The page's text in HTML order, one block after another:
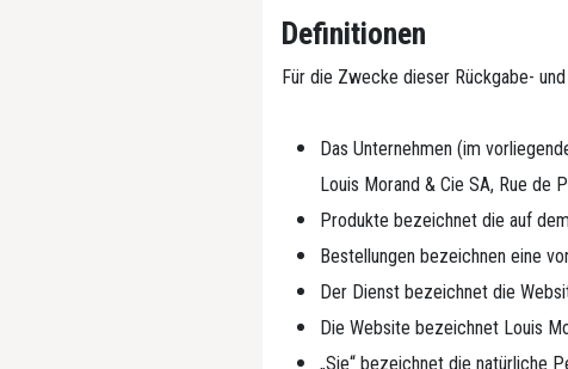
Definitionen
Für die Zwecke dieser Rückgabe-
Das Unternehmen (im
Louis Morand & Cie SA, Rue de
Produkte bezeichnet die auf
Bestellungen bezeichnen eine
Der Dienst bezeichnet die
Die Website bezeichnet Louis
„Sie“ bezeichnet die natürliche